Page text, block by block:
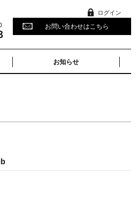
ログイン
お問い合わせはこちら
お知らせ